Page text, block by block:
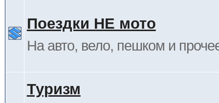
Поездки НЕ мото
На авто, вело, пешком и
Туризм